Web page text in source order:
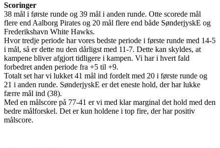
Scoringer
38 mål i første runde og 39 mål i anden runde. Otte scorede mål
flere end Aalborg Pirates og 20 mål flere end både SønderjyskE og
Frederikshavn White Hawks.
Hvor tredje periode har vores bedste periode i første runde med 14-5
i mål, så er dette nu den dårligst med 11-7. Dette kan skyldes, at
kampene bliver afgjort tidligere i kampen. Vi har i hvert fald
forbedret anden periode fra +5 til +9.
Totalt set har vi lukket 41 mål ind fordelt med 20 i første runde og
21 i anden runde. SønderjyskE er det eneste hold, der har lukke
færre mål ind (38).
Med en målscore på 77-41 er vi med klar marginal det hold med den
bedre målforskel. Det er kun holdene i top fire, der har positiv
målscore.